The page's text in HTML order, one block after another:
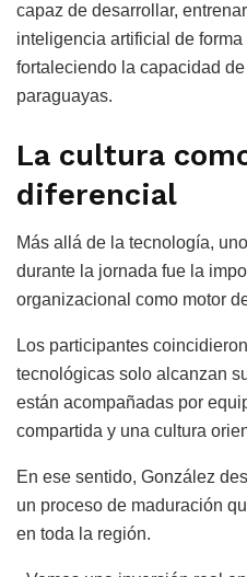
capaz de desarrollar,
inteligencia artificial de
fortaleciendo la capacidad
paraguayas.
La cultura
diferencial
Más allá de la tecnología,
durante la jornada fue la
organizacional como motor
Los participantes
tecnológicas solo alcanzan
están acompañadas por
compartida y una cultura
En ese sentido, González
un proceso de maduración
en toda la región.